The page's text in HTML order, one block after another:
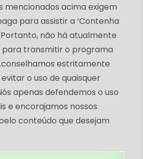
mencionados acima exigem
para assistir a ‘Contenha
Portanto, não há atualmente
transmitir o programa
estritamente
o uso de quaisquer
apenas defendemos o uso
e encorajamos nossos
conteúdo que desejam